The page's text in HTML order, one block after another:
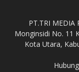
PT.TRI MEDIA
Monginsidi No. 11
Kota Utara,